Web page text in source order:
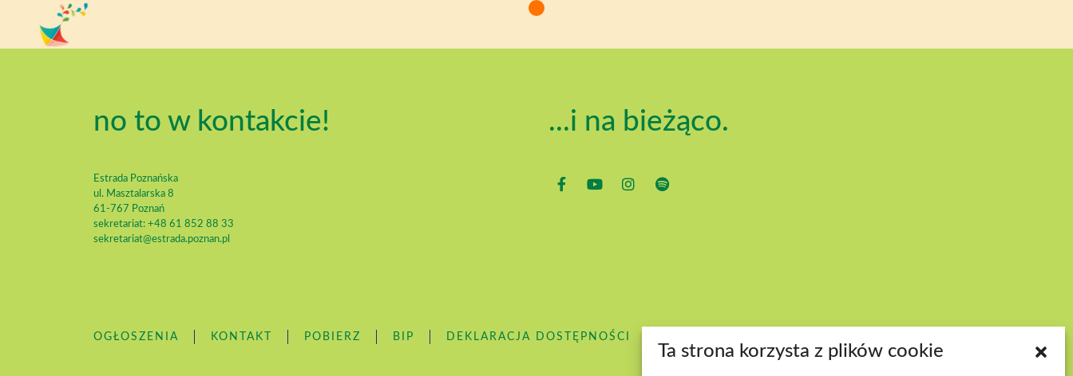
Ta strona korzysta z plików cookie
no to w kontakcie!
Estrada Poznańska
ul. Masztalarska 8
61-767 Poznań
sekretariat: +48 61 852 88 33
sekretariat@estrada.poznan.pl
...i na bieżąco.
OGŁOSZENIA KONTAKT POBIERZ BIP DEKLARACJA DOSTĘPNOŚCI